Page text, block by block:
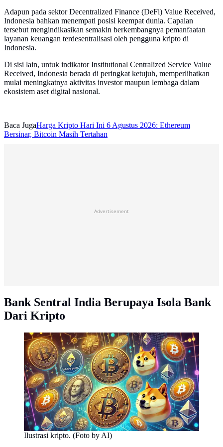
Adapun pada sektor Decentralized Finance (DeFi) Value Received,
Indonesia bahkan menempati posisi keempat dunia. Capaian
tersebut mengindikasikan semakin berkembangnya pemanfaatan
layanan keuangan terdesentralisasi oleh pengguna kripto di
Indonesia.
Di sisi lain, untuk indikator Institutional Centralized Service Value
Received, Indonesia berada di peringkat ketujuh, memperlihatkan
mulai meningkatnya aktivitas investor maupun lembaga dalam
ekosistem aset digital nasional.
Baca JugaHarga Kripto Hari Ini 6 Agustus 2026: Ethereum
Bersinar, Bitcoin Masih Tertahan
Advertisement
Bank Sentral India Berupaya Isola Bank
Dari Kripto
Ilustrasi kripto. (Foto by AI)